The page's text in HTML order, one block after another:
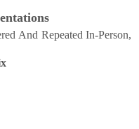
And Repeated In-Person,